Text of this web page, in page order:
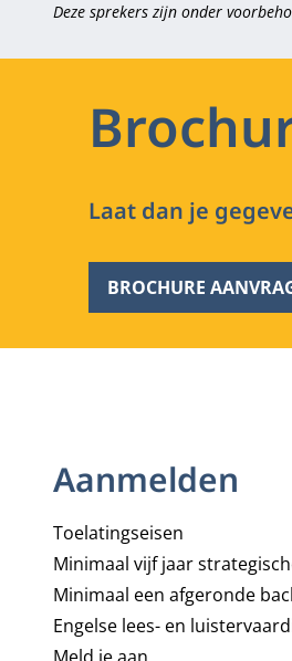
Deze sprekers zijn onder
Laat dan je
BROCHURE
Aanmelden
Toelatingseisen
Minimaal vijf jaar
Minimaal een afgeronde
Engelse lees- en